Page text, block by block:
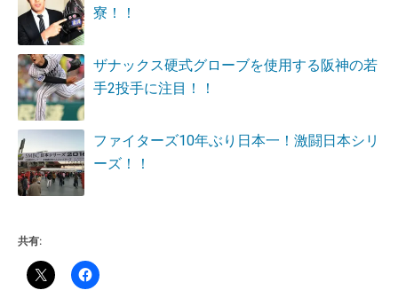
寮！！
ザナックス硬式グローブを使用する阪神の若
手2投手に注目！！
ファイターズ10年ぶり日本一！激闘日本シリ
ーズ！！
共有: